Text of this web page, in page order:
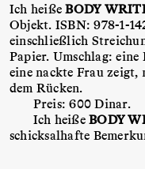
Ich heißeBODY
Objekt. ISBN: 978-1-
einschließlich
Papier. Umschlag:
eine nackte Frau
dem Rücken.
Preis: 600 Dinar.
Ich heißeBODY
schicksalhafte